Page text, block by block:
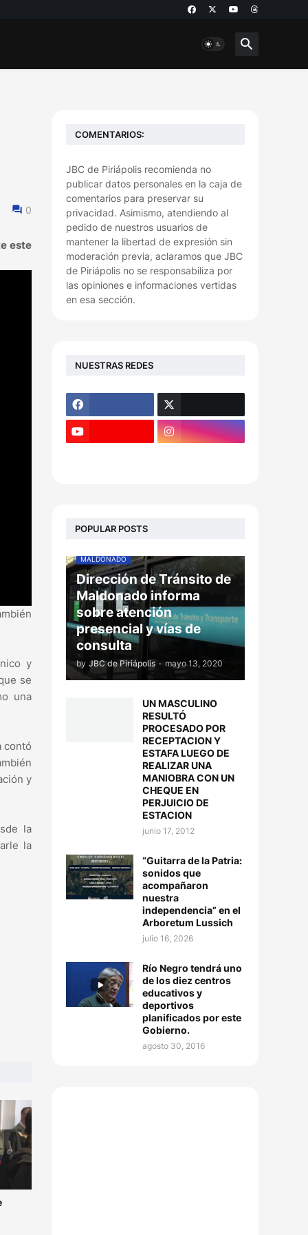
0
este
y
se
una
contó
y
la
la
COMENTARIOS:
JBC de Piriápolis recomienda no
publicar datos personales en la caja de
comentarios para preservar su
privacidad. Asimismo, atendiendo al
pedido de nuestros usuarios de
mantener la libertad de expresión sin
moderación previa, aclaramos que JBC
de Piriápolis no se responsabiliza por
las opiniones e informaciones vertidas
en esa sección.
NUESTRAS REDES
POPULAR POSTS
MALDONADO
Dirección de Tránsito de
Maldonado informa
sobre atención
presencial y vías de
consulta
by JBC de Piriápolis - mayo 13, 2020
UN MASCULINO
RESULTÓ
PROCESADO POR
RECEPTACION Y
ESTAFA LUEGO DE
REALIZAR UNA
MANIOBRA CON UN
CHEQUE EN
PERJUICIO DE
ESTACION
junio 17, 2012
“Guitarra de la Patria:
sonidos que
acompañaron
nuestra
independencia” en el
Arboretum Lussich
julio 16, 2026
Río Negro tendrá uno
de los diez centros
educativos y
deportivos
planificados por este
Gobierno.
agosto 30, 2016